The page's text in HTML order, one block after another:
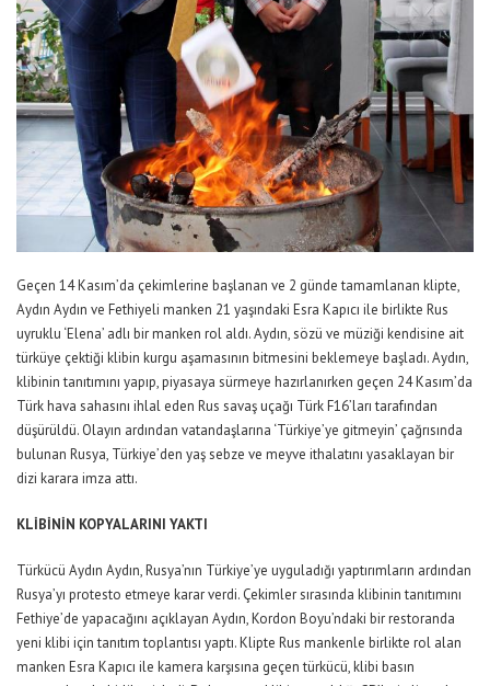
Geçen 14 Kasım’da çekimlerine başlanan ve 2 günde tamamlanan klipte,
Aydın Aydın ve Fethiyeli manken 21 yaşındaki Esra Kapıcı ile birlikte Rus
uyruklu ‘Elena’ adlı bir manken rol aldı. Aydın, sözü ve müziği kendisine ait
türküye çektiği klibin kurgu aşamasının bitmesini beklemeye başladı. Aydın,
klibinin tanıtımını yapıp, piyasaya sürmeye hazırlanırken geçen 24 Kasım’da
Türk hava sahasını ihlal eden Rus savaş uçağı Türk F16’ları tarafından
düşürüldü. Olayın ardından vatandaşlarına ‘Türkiye’ye gitmeyin’ çağrısında
bulunan Rusya, Türkiye’den yaş sebze ve meyve ithalatını yasaklayan bir
dizi karara imza attı.
KLİBİNİN KOPYALARINI YAKTI
Türkücü Aydın Aydın, Rusya’nın Türkiye’ye uyguladığı yaptırımların ardından
Rusya’yı protesto etmeye karar verdi. Çekimler sırasında klibinin tanıtımını
Fethiye’de yapacağını açıklayan Aydın, Kordon Boyu’ndaki bir restoranda
yeni klibi için tanıtım toplantısı yaptı. Klipte Rus mankenle birlikte rol alan
manken Esra Kapıcı ile kamera karşısına geçen türkücü, klibi basın